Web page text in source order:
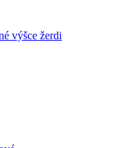
výšce žerdi